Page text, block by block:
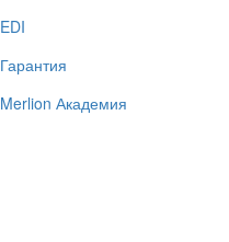
EDI
Гарантия
Merlion Академия